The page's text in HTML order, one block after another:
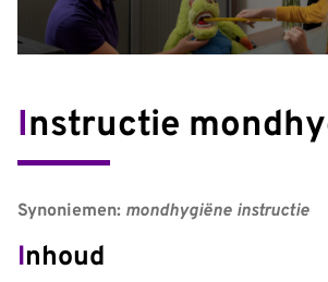
Instructie
Synoniemen: mondhygiëne instructie
Inhoud